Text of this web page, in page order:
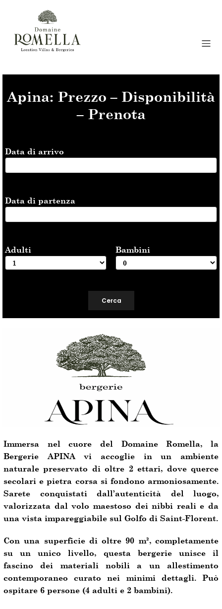
Apina: Prezzo – Disponibilità
– Prenota
Data di arrivo
Data di partenza
Adulti Bambini
Immersa nel cuore del Domaine Romella, la
Bergerie APINA vi accoglie in un ambiente
naturale preservato di oltre 2 ettari, dove querce
secolari e pietra corsa si fondono armoniosamente.
Sarete conquistati dall’autenticità del luogo,
valorizzata dal volo maestoso dei nibbi reali e da
una vista impareggiabile sul Golfo di Saint-Florent.
Con una superficie di oltre 90 m², completamente
su un unico livello, questa bergerie unisce il
fascino dei materiali nobili a un allestimento
contemporaneo curato nei minimi dettagli. Può
ospitare 6 persone (4 adulti e 2 bambini).